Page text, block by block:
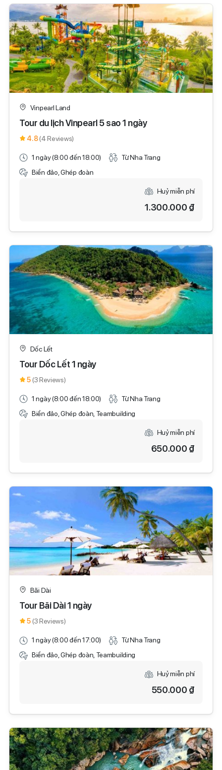
Vinpearl Land
Tour du lịch Vinpearl 5 sao 1 ngày
4.8(4 Reviews)
1 ngày (8:00 đến 18:00)
Từ Nha Trang
Biển đảo, Ghép đoàn
Huỷ miễn phí
1.300.000 ₫
Dốc Lết
Tour Dốc Lết 1 ngày
5 (3 Reviews)
1 ngày (8:00 đến 18:00)
Từ Nha Trang
Biển đảo, Ghép đoàn, Teambuilding
Huỷ miễn phí
650.000 ₫
Bãi Dài
Tour Bãi Dài 1 ngày
5 (3 Reviews)
1 ngày (8:00 đến 17:00)
Từ Nha Trang
Biển đảo, Ghép đoàn, Teambuilding
Huỷ miễn phí
550.000 ₫